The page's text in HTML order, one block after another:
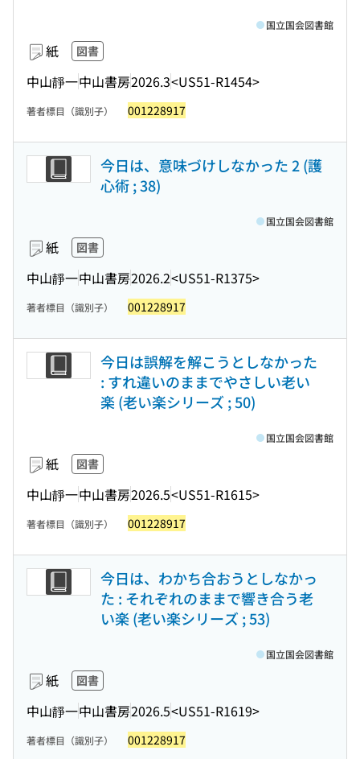
紙 図書
中山靜一中山書房2026.3<US51-R1454>
国立国会図書館
著者標目（識別子） 001228917
今日は、意味づけしなかった 2 (護
心術 ; 38)
紙 図書
中山靜一中山書房2026.2<US51-R1375>
国立国会図書館
著者標目（識別子） 001228917
今日は誤解を解こうとしなかった
: すれ違いのままでやさしい老い
楽 (老い楽シリーズ ; 50)
紙 図書
中山靜一中山書房2026.5<US51-R1615>
国立国会図書館
著者標目（識別子） 001228917
今日は、わかち合おうとしなかっ
た : それぞれのままで響き合う老
い楽 (老い楽シリーズ ; 53)
紙 図書
中山靜一中山書房2026.5<US51-R1619>
国立国会図書館
著者標目（識別子） 001228917